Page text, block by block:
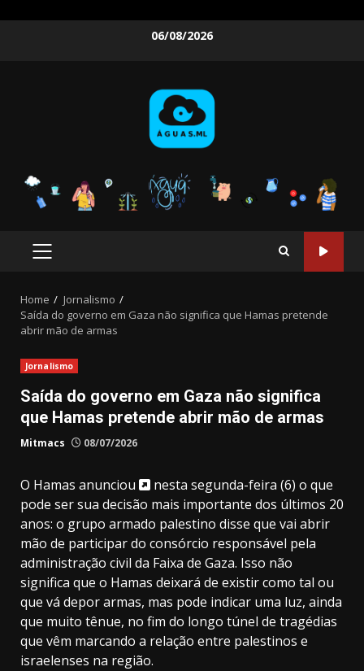
06/08/2026
PRIMARY
Home
Jornalismo
Saída do governo em Gaza não significa que Hamas pretende
abrir mão de armas
Jornalismo
Saída do governo em Gaza não significa
que Hamas pretende abrir mão de armas
Mitmacs 08/07/2026
O Hamas anunciou
nesta segunda-feira (6) o que
pode ser sua decisão mais importante dos últimos 20
anos: o grupo armado palestino disse que vai abrir
mão de participar do consórcio responsável pela
administração civil da Faixa de Gaza. Isso não
significa que o Hamas deixará de existir como tal ou
que vá depor armas, mas pode indicar uma luz, ainda
que muito tênue, no fim do longo túnel de tragédias
que vêm marcando a relação entre palestinos e
israelenses na região.